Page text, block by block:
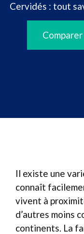
Cervidés : tout
Il existe une
connaît
vivent à
d’autres moins
continents. La